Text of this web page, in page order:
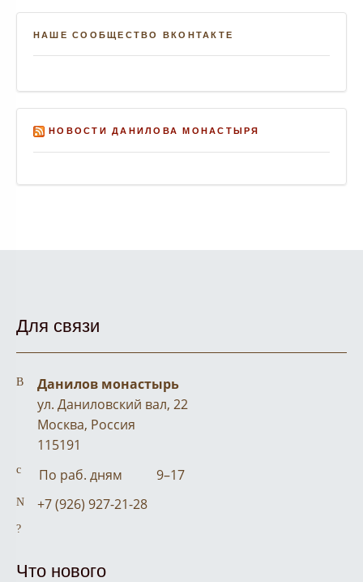
НАШЕ СООБЩЕСТВО ВКОНТАКТЕ
НОВОСТИ ДАНИЛОВА МОНАСТЫРЯ
Для связи
Данилов монастырь
ул. Даниловский вал, 22
Москва, Россия
115191
По раб. дням 9–17
+7 (926) 927-21-28
Что нового